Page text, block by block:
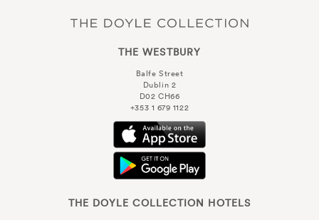
THE WESTBURY
Balfe Street
Dublin 2
D02 CH66
+353 1 679 1122
THE DOYLE COLLECTION HOTELS